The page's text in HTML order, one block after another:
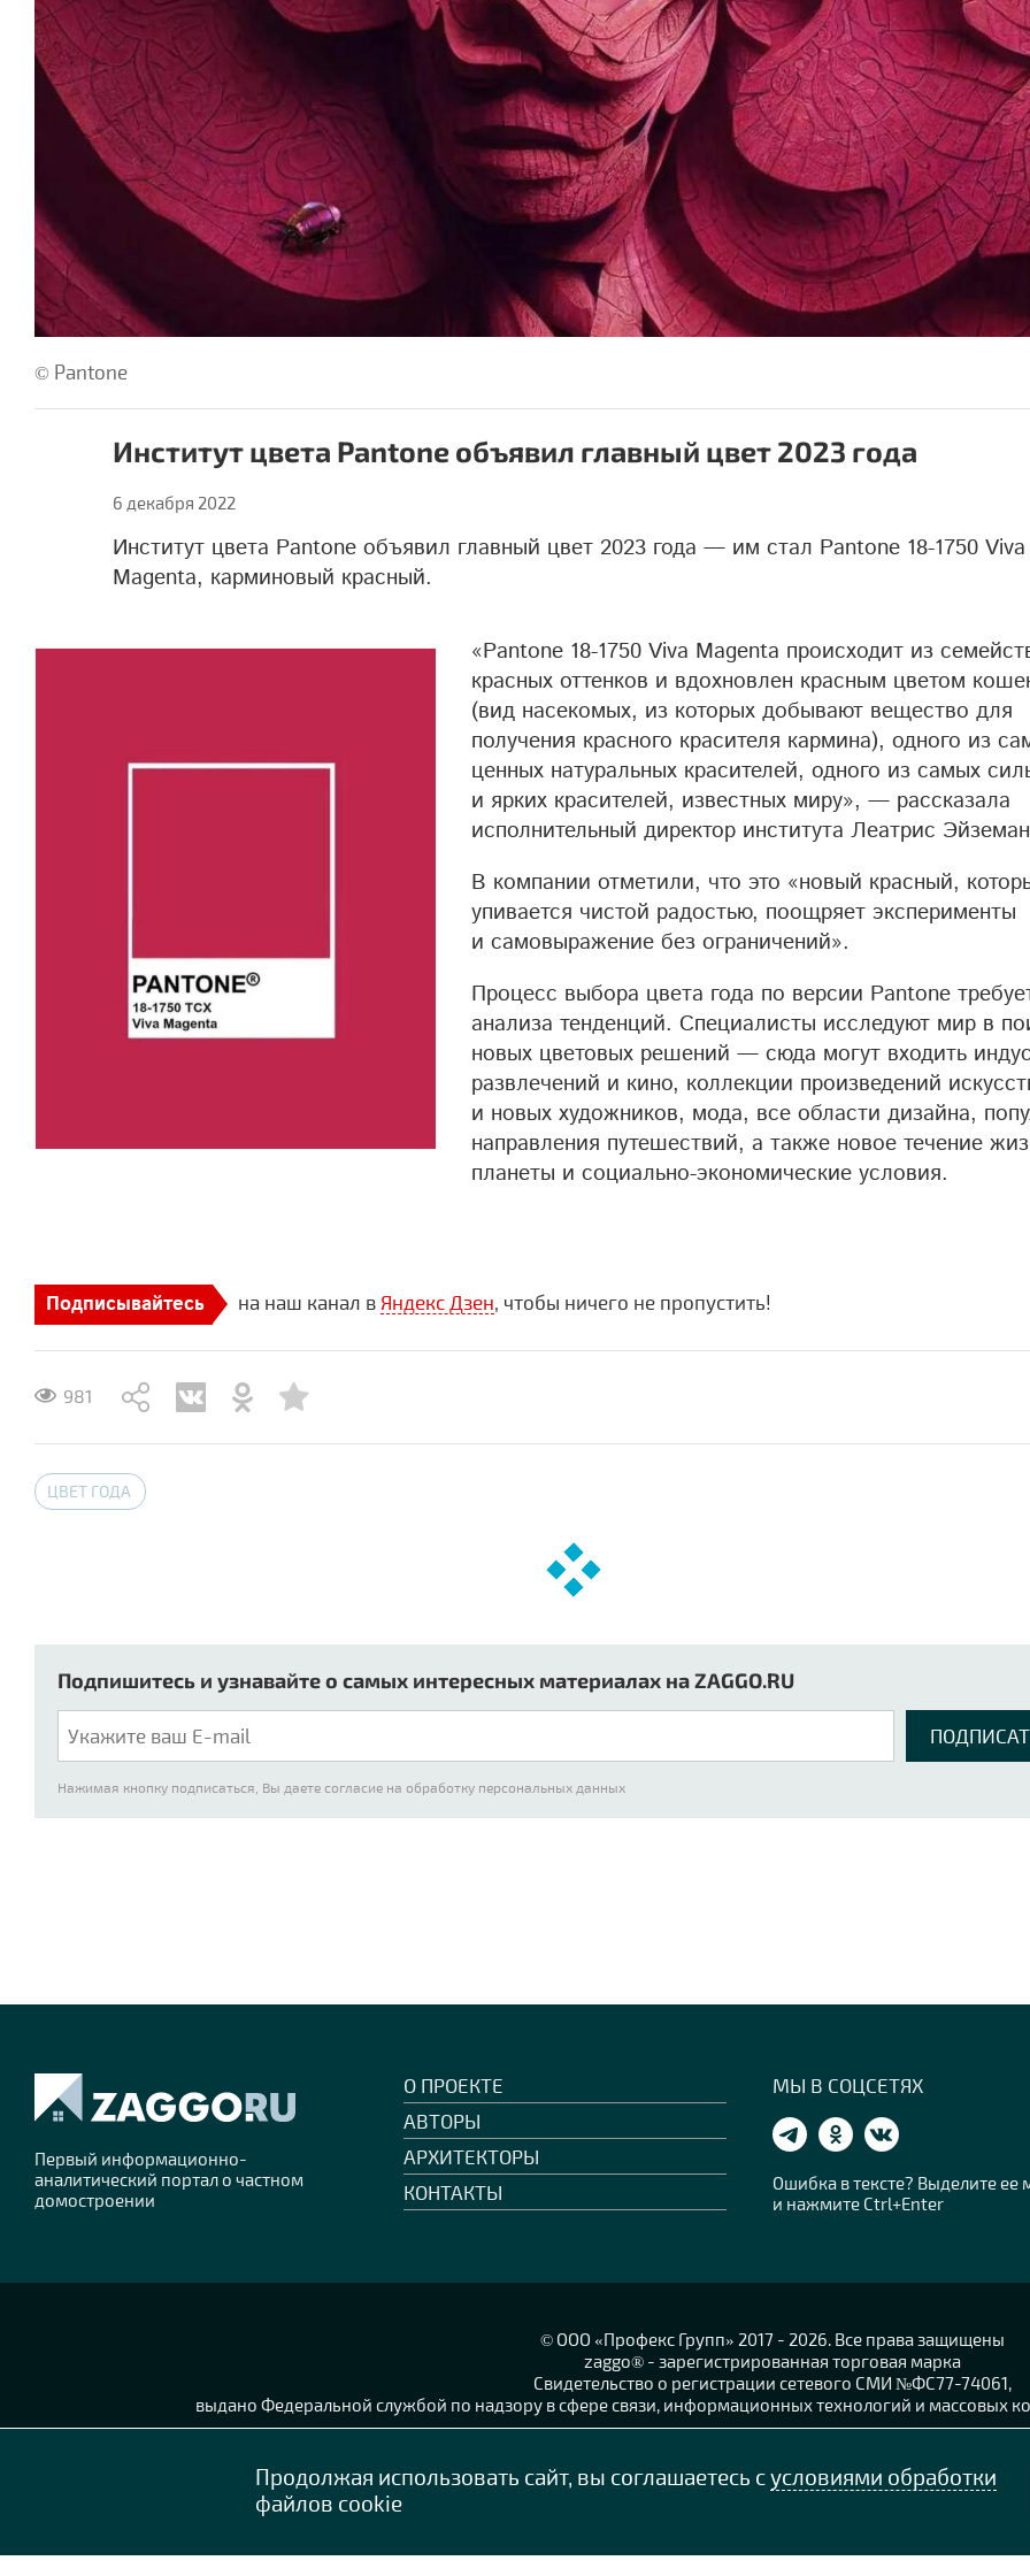
© Pantone
Институт цвета Pantone объявил главный цвет 2023 года
6 декабря 2022
Институт цвета Pantone объявил главный цвет 2023 года — им стал Pantone 18-1750 Viva
Magenta, карминовый красный.
«Pantone 18-1750 Viva Magenta происходит из
красных оттенков и вдохновлен красным цветом
(вид насекомых, из которых добывают вещество для
получения красного красителя кармина), одного из
ценных натуральных красителей, одного из самых
и ярких красителей, известных миру», — рассказала
исполнительный директор института Леатрис
В компании отметили, что это «новый красный,
упивается чистой радостью, поощряет эксперименты
и самовыражение без ограничений».
Процесс выбора цвета года по версии Pantone
анализа тенденций. Специалисты исследуют мир в
новых цветовых решений — сюда могут входить
развлечений и кино, коллекции произведений
и новых художников, мода, все области дизайна,
направления путешествий, а также новое течение
планеты и социально-экономические условия.
Подписывайтесь на наш канал в Яндекс Дзен , чтобы ничего не пропустить!
981
ЦВЕТ ГОДА
Подпишитесь и узнавайте о самых интересных материалах на ZAGGO.RU
Нажимая кнопку подписаться, Вы даете согласие на обработку персональных данных
Первый информационно-
аналитический портал о частном
домостроении
О ПРОЕКТЕ
АВТОРЫ
АРХИТЕКТОРЫ
КОНТАКТЫ
МЫ В СОЦСЕТЯХ
Ошибка в тексте? Выделите
и нажмите Ctrl+Enter
© OOO «Профекс Групп» 2017 - 2026. Все права защищены
zaggo® - зарегистрированная торговая марка
Свидетельство о регистрации сетевого СМИ №ФС77-74061,
выдано Федеральной службой по надзору в сфере связи, информационных технологий и массовых
Политика конфиденциальности персональных данных
Продолжая использовать сайт, вы соглашаетесь сусловиями обработки
файлов cookie